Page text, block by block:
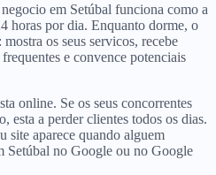
em Setúbal funciona como a
horas por dia. Enquanto dorme, o
os seus servicos, recebe
e convence potenciais
online. Se os seus concorrentes
esta a perder clientes todos os dias.
site aparece quando alguem
Setúbal no Google ou no Google